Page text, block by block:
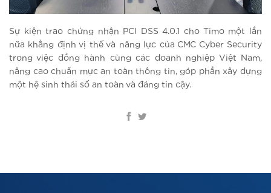
Sự kiện trao chứng nhận PCI DSS 4.0.1 cho Timo một lần
nữa khẳng định vị thế và năng lực của CMC Cyber Security
trong việc đồng hành cùng các doanh nghiệp Việt Nam,
nâng cao chuẩn mực an toàn thông tin, góp phần xây dựng
một hệ sinh thái số an toàn và đáng tin cậy.